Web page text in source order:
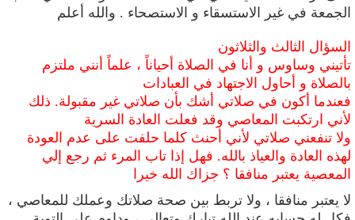
الجمعة في غير الاستسقاء و الاستصحاء . والله أعلم
السؤال الثالث والثلاثون
تأتيني وساوس و أنا في الصلاة أحياناً ، علماً أنني ملتزم
بالصلاة و أحاول الاجتهاد في العبادات
فعندما أكون في صلاتي أشك بأن صلاتي غير مقبولة. ذلك
لأني ارتكبت المعاصي وقد فعلت العادة السرية
ولا تنفعني صلاتي لأني أحنث كلما حلفت على عدم العودة
لهذه العادة والعياذ بالله. فهل إذا تاب المرء ثم رجع إلي
المعصية يعتبر منافقا ؟ جزاك الله خيرا
لا يعتبر منافقا ، ولا تربط بين صحة صلاتك وعملك للمعاصي ،